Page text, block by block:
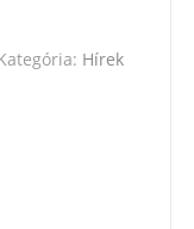
Hírek